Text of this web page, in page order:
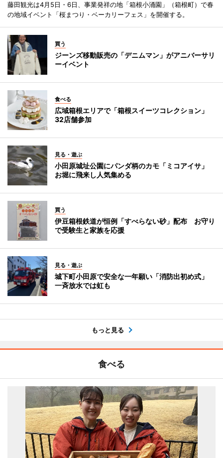
藤田観光は4月5日・6日、事業発祥の地「箱根小涌園」（箱根町）で春
の地域イベント「桜まつり・ベーカリーフェス」を開催する。
買う
ジーンズ移動販売の「デニムマン」がアニバーサリ
ーイベント
食べる
広域箱根エリアで「箱根スイーツコレクション」
32店舗参加
見る・遊ぶ
小田原城址公園にパンダ柄のカモ「ミコアイサ」
お堀に飛来し人気集める
買う
伊豆箱根鉄道が恒例「すべらない砂」配布 お守り
で受験生と家族を応援
見る・遊ぶ
城下町小田原で安全な一年願い「消防出初め式」
一斉放水では虹も
もっと見る
食べる